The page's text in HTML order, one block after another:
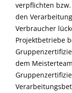
verpflichten
den
Verbraucher
Projektbetriebe
dem